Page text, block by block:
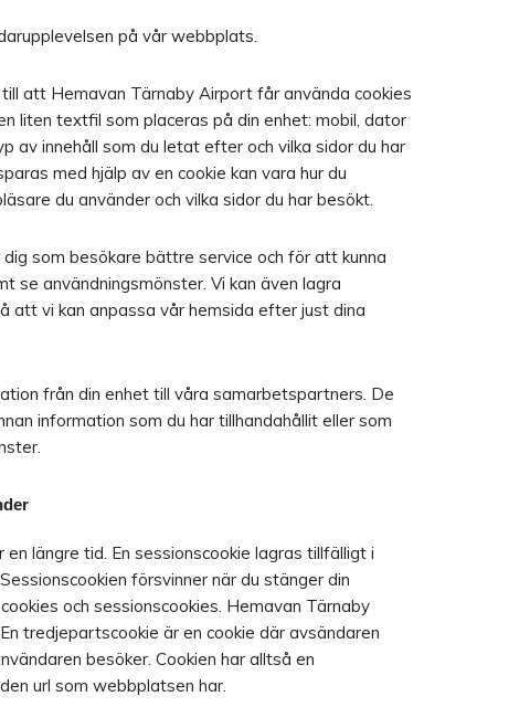
på vår webbplats.
att Hemavan Tärnaby Airport får använda cookies
liten textfil som placeras på din enhet: mobil, dator
av innehåll som du letat efter och vilka sidor du har
med hjälp av en cookie kan vara hur du
du använder och vilka sidor du har besökt.
som besökare bättre service och för att kunna
användningsmönster. Vi kan även lagra
att vi kan anpassa vår hemsida efter just dina
från din enhet till våra samarbetspartners. De
information som du har tillhandahållit eller som
längre tid. En sessionscookie lagras tillfälligt i
försvinner när du stänger din
och sessionscookies. Hemavan Tärnaby
tredjepartscookie är en cookie där avsändaren
besöker. Cookien har alltså en
url som webbplatsen har.